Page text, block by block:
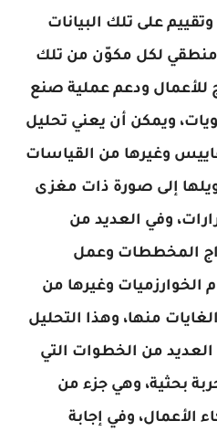
على تلك البيانات
لكل مكوّن من تلك
للأعمال ودعم عملية صنع
ويمكن أن يعني تحليل
وغيرها من القياسات
إلى صورة ذات مغزى
وفي العديد من
المخططات وعمل
الخوارزميات وغيرها من
منها، وهذا التحليل
من الخطوات التي
بحثية، وهي جزء من
الأعمال، وفي إجابة